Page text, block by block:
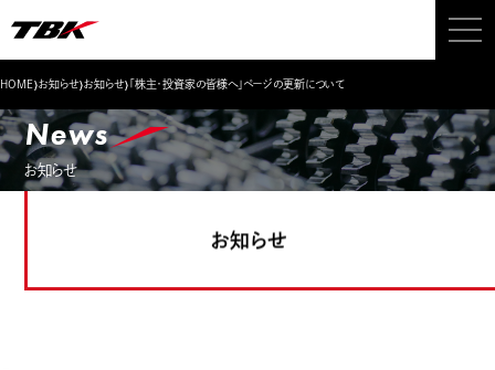
HOME›お知らせ›お知らせ› 「株主・投資家の皆様へ」ページの更新について
News
お知らせ
お知らせ